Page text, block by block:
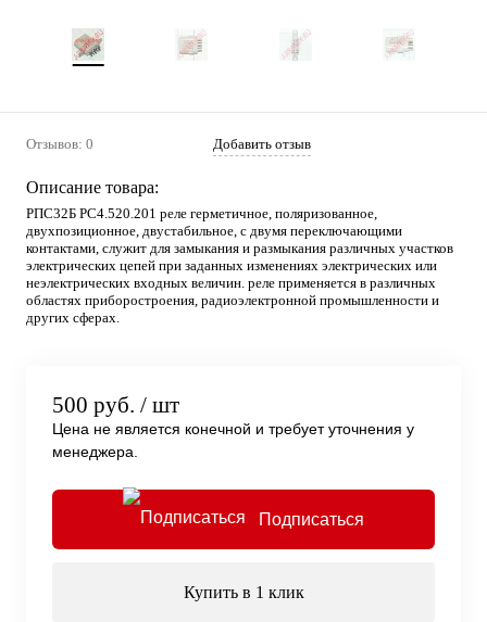
Отзывов: 0 Добавить отзыв
Описание товара:
РПС32Б РС4.520.201 реле герметичное, поляризованное,
двухпозиционное, двустабильное, с двумя переключающими
контактами, служит для замыкания и размыкания различных участков
электрических цепей при заданных изменениях электрических или
неэлектрических входных величин. реле применяется в различных
областях приборостроения, радиоэлектронной промышленности и
других сферах.
500 руб. / шт
Цена не является конечной и требует уточнения у
менеджера.
Подписаться
Купить в 1 клик